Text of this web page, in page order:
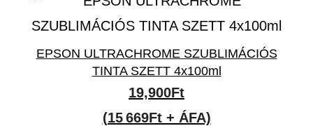
EPSON ULTRACHROME SZUBLIMÁCIÓS
TINTA SZETT 4x100ml
19,900Ft
(15 669Ft + ÁFA)